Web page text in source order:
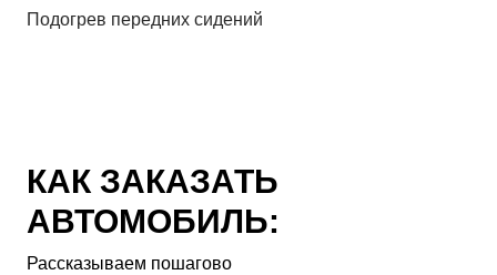
Подогрев передних сидений
КАК ЗАКАЗАТЬ
АВТОМОБИЛЬ:
Рассказываем пошагово